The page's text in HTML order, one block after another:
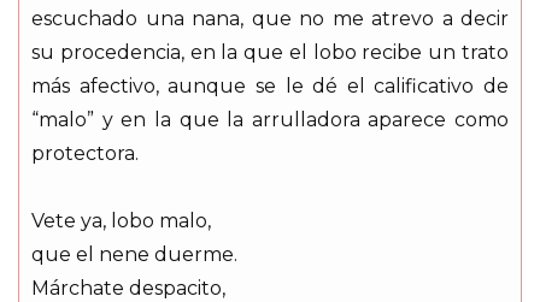
escuchado una nana, que no me atrevo a decir
su procedencia, en la que el lobo recibe un trato
más afectivo, aunque se le dé el calificativo de
“malo” y en la que la arrulladora aparece como
protectora.
Vete ya, lobo malo,
que el nene duerme.
Márchate despacito,